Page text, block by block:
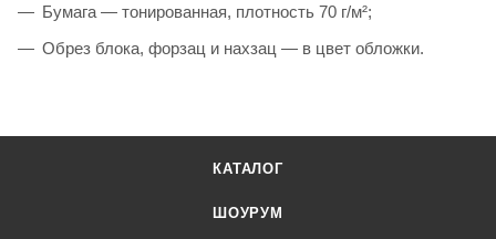
Бумага — тонированная, плотность 70 г/м²;
Обрез блока, форзац и нахзац — в цвет обложки.
КАТАЛОГ
ШОУРУМ